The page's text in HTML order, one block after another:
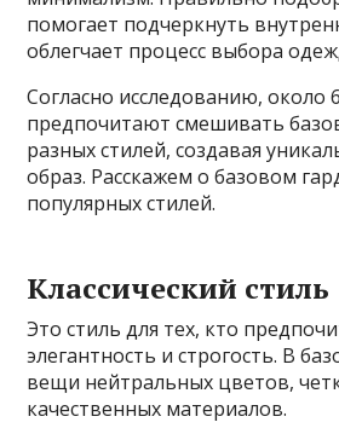
помогает подчеркнуть
облегчает процесс выбора
Согласно исследованию, около
предпочитают смешивать
разных стилей, создавая
образ. Расскажем о базовом
популярных стилей.
Классический стиль
Это стиль для тех, кто
элегантность и строгость. В
вещи нейтральных цветов,
качественных материалов.